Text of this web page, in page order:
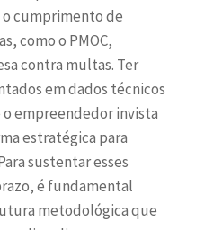
cumprimento de
como o PMOC,
contra multas. Ter
em dados técnicos
empreendedor invista
estratégica para
sustentar esses
é fundamental
metodológica que